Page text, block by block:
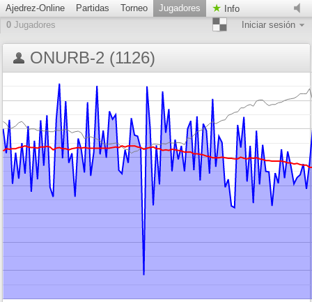
Ajedrez-Online Partidas Torneo Jugadores
Info
0 Jugadores Iniciar sesión
ONURB-2 (1126)